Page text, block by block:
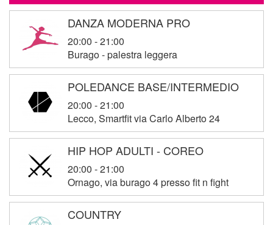
DANZA MODERNA PRO
20:00 - 21:00
Burago - palestra leggera
POLEDANCE BASE/INTERMEDIO
20:00 - 21:00
Lecco, Smartfit via Carlo Alberto 24
HIP HOP ADULTI - COREO
20:00 - 21:00
Ornago, via burago 4 presso fit n fight
COUNTRY